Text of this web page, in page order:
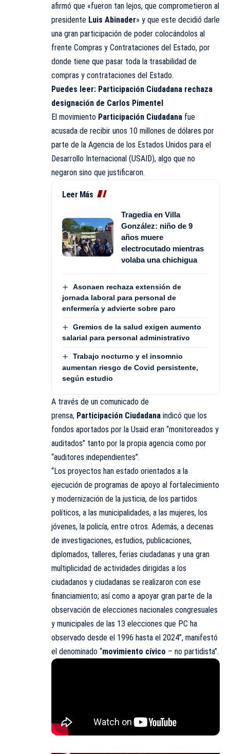
afirmó que «fueron tan lejos, que comprometieron al
presidente Luis Abinader» y que este decidió darle
una gran participación de poder colocándolos al
frente Compras y Contrataciones del Estado, por
donde tiene que pasar toda la trasabilidad de
compras y contrataciones del Estado.
Puedes leer: Participación Ciudadana rechaza
designación de Carlos Pimentel
El movimiento Participación Ciudadana fue
acusada de recibir unos 10 millones de dólares por
parte de la Agencia de los Estados Unidos para el
Desarrollo Internacional (USAID), algo que no
negaron sino que justificaron.
Leer Más
Tragedia en Villa
González: niño de 9
años muere
electrocutado mientras
volaba una chichigua
Asonaen rechaza extensión de
jornada laboral para personal de
enfermería y advierte sobre paro
Gremios de la salud exigen aumento
salarial para personal administrativo
Trabajo nocturno y el insomnio
aumentan riesgo de Covid persistente,
según estudio
A través de un comunicado de
prensa, Participación Ciudadana indicó que los
fondos aportados por la Usaid eran “monitoreados y
auditados” tanto por la propia agencia como por
“auditores independientes”.
“Los proyectos han estado orientados a la
ejecución de programas de apoyo al fortalecimiento
y modernización de la justicia, de los partidos
políticos, a las municipalidades, a las mujeres, los
jóvenes, la policía, entre otros. Además, a decenas
de investigaciones, estudios, publicaciones,
diplomados, talleres, ferias ciudadanas y una gran
multiplicidad de actividades dirigidas a los
ciudadanos y ciudadanas se realizaron con ese
financiamiento; así como a apoyar gran parte de la
observación de elecciones nacionales congresuales
y municipales de las 13 elecciones que PC ha
observado desde el 1996 hasta el 2024”, manifestó
el denominado “movimiento cívico – no partidista”.